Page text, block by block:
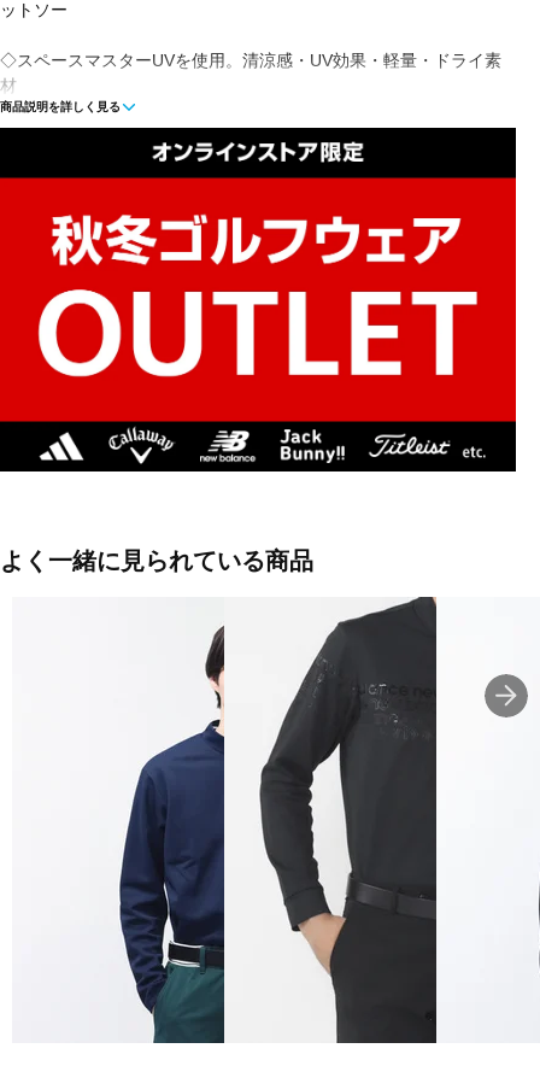
ットソー
◇スペースマスターUVを使用。清涼感・UV効果・軽量・ドライ素
材
ピンク(090：ピンク)
ブラック(010：ブラック)
■素材：ポリエステル100％
■ネックタイプ：ハイ
■タイプ：被り
■2024秋冬モデル
商品説明を詳しく見る
よく一緒に見られている商品